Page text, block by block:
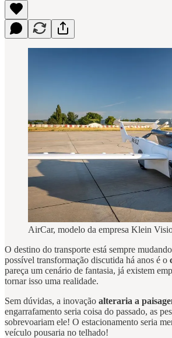
AirCar, modelo da empresa Klein
O destino do transporte está sempre
possível transformação discutida há anos é o
pareça um cenário de fantasia, já existem
tornar isso uma realidade.
Sem dúvidas, a inovação alteraria a
engarrafamento seria coisa do passado, as
sobrevoariam ele! O estacionamento seria
veículo pousaria no telhado!